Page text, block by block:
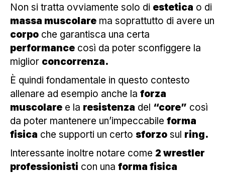
Non si tratta ovviamente solo di estetica o di
massa muscolare ma soprattutto di avere un
corpo che garantisca una certa
performance così da poter sconfiggere la
miglior concorrenza.
È quindi fondamentale in questo contesto
allenare ad esempio anche la forza
muscolare e la resistenza del “core” così
da poter mantenere un’impeccabile forma
fisica che supporti un certo sforzo sul ring.
Interessante inoltre notare come 2 wrestler
professionisti con una forma fisica